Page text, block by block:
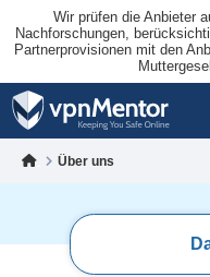
Wir prüfen die Anbieter
Nachforschungen,
Partnerprovisionen mit den
Über uns